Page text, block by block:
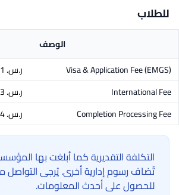
للطلاب
الوصف
Visa & Application Fee (EMGS)
ر.س.‏ 2,911
International Fee
ر.س.‏ 7,393-ر.س.‏ 9,241
Completion Processing Fee
ر.س.‏ 924
التكلفة التقديرية كما أبلغت بها
تُضاف رسوم إدارية أخرى. يُرجى التواصل
للحصول على أحدث المعلومات.